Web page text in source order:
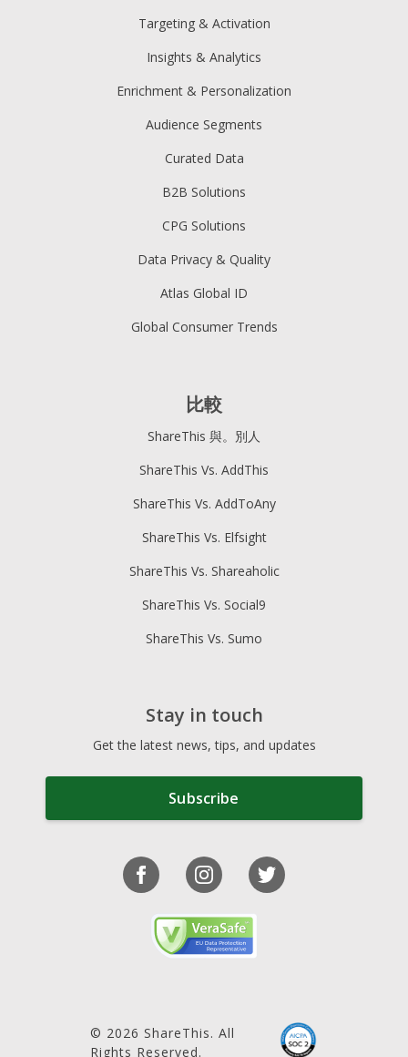
Targeting & Activation
Insights & Analytics
Enrichment & Personalization
Audience Segments
Curated Data
B2B Solutions
CPG Solutions
Data Privacy & Quality
Atlas Global ID
Global Consumer Trends
比較
ShareThis 與。別人
ShareThis Vs. AddThis
ShareThis Vs. AddToAny
ShareThis Vs. Elfsight
ShareThis Vs. Shareaholic
ShareThis Vs. Social9
ShareThis Vs. Sumo
Stay in touch
Get the latest news, tips, and updates
Subscribe
© 2026 ShareThis. All
Rights Reserved.